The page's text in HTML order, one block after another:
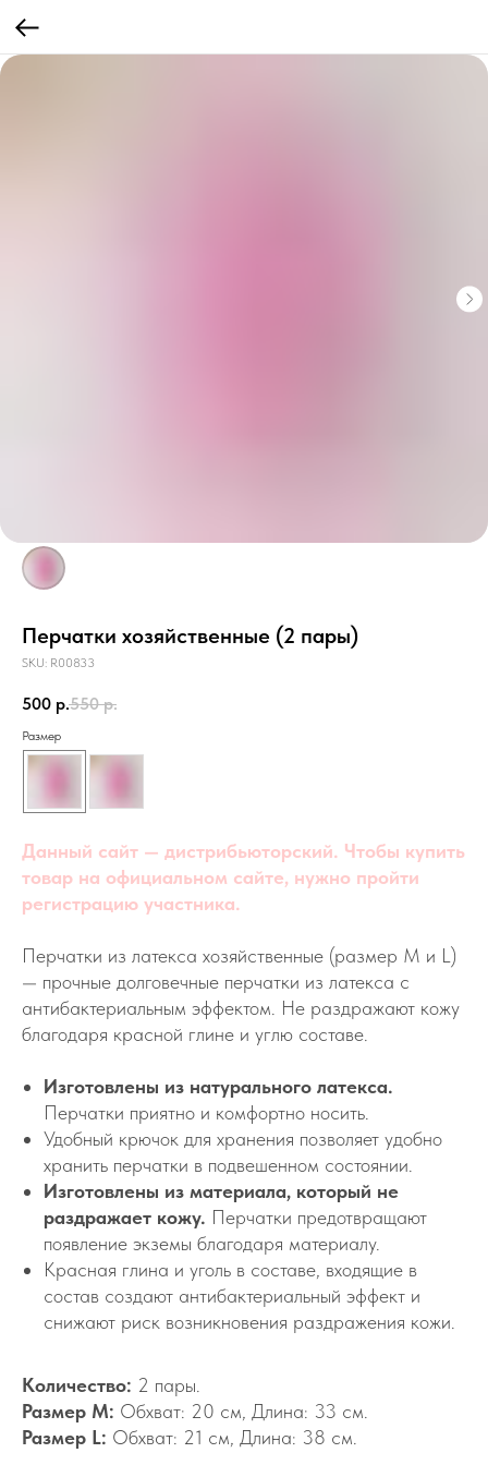
Перчатки хозяйственные (2 пары)
SKU: R00833
500 р.550 р.
Размер
Данный сайт — дистрибьюторский. Чтобы купить
товар на официальном сайте, нужно пройти
регистрацию участника.
Перчатки из латекса хозяйственные (размер M и L)
— прочные долговечные перчатки из латекса с
антибактериальным эффектом. Не раздражают кожу
благодаря красной глине и углю составе.
Изготовлены из натурального латекса.
Перчатки приятно и комфортно носить.
Удобный крючок для хранения позволяет удобно
хранить перчатки в подвешенном состоянии.
Изготовлены из материала, который не
раздражает кожу. Перчатки предотвращают
появление экземы благодаря материалу.
Красная глина и уголь в составе, входящие в
состав создают антибактериальный эффект и
снижают риск возникновения раздражения кожи.
Количество: 2 пары.
Размер M: Обхват: 20 см, Длина: 33 см.
Размер L: Обхват: 21 см, Длина: 38 см.